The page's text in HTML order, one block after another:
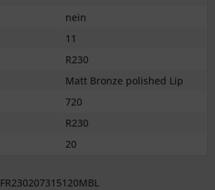
nein
11
R230
Matt Bronze polished Lip
720
R230
20